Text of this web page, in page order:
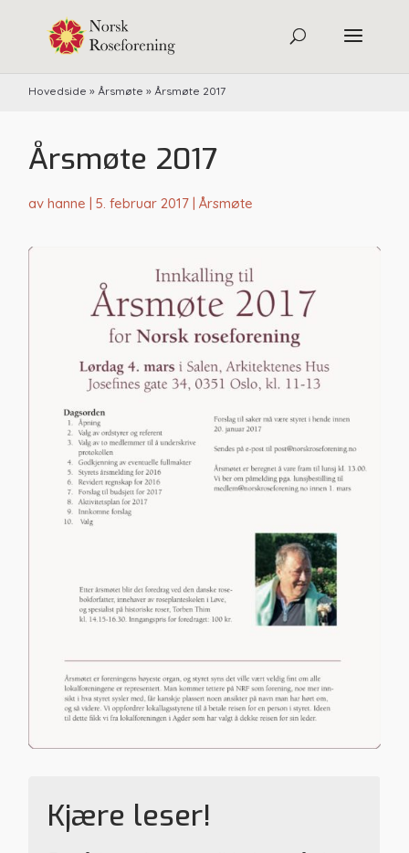
Hovedside »Årsmøte »Årsmøte 2017
Årsmøte 2017
avhanne |5. februar 2017 |Årsmøte
Kjære leser!